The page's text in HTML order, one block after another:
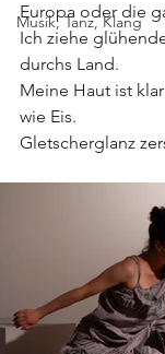
Musik, Tanz, Klang
Europa oder die
Ich ziehe
durchs Land.
Meine Haut ist
wie Eis.
Gletscherglanz